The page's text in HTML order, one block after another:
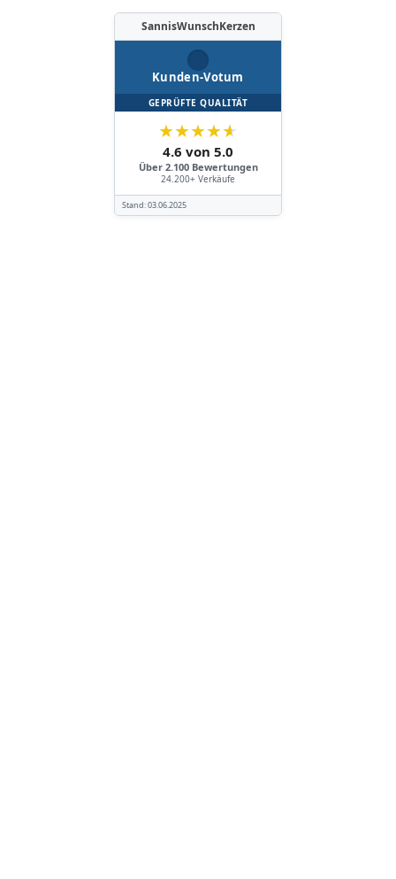
SannisWunschKerzen
Kunden-Votum
GEPRÜFTE QUALITÄT
★★★★★
4.6 von 5.0
Über 2.100 Bewertungen
24.200+ Verkäufe
Stand:03.06.2025